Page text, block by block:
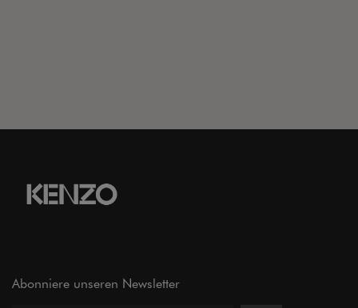
Abonniere unseren Newsletter